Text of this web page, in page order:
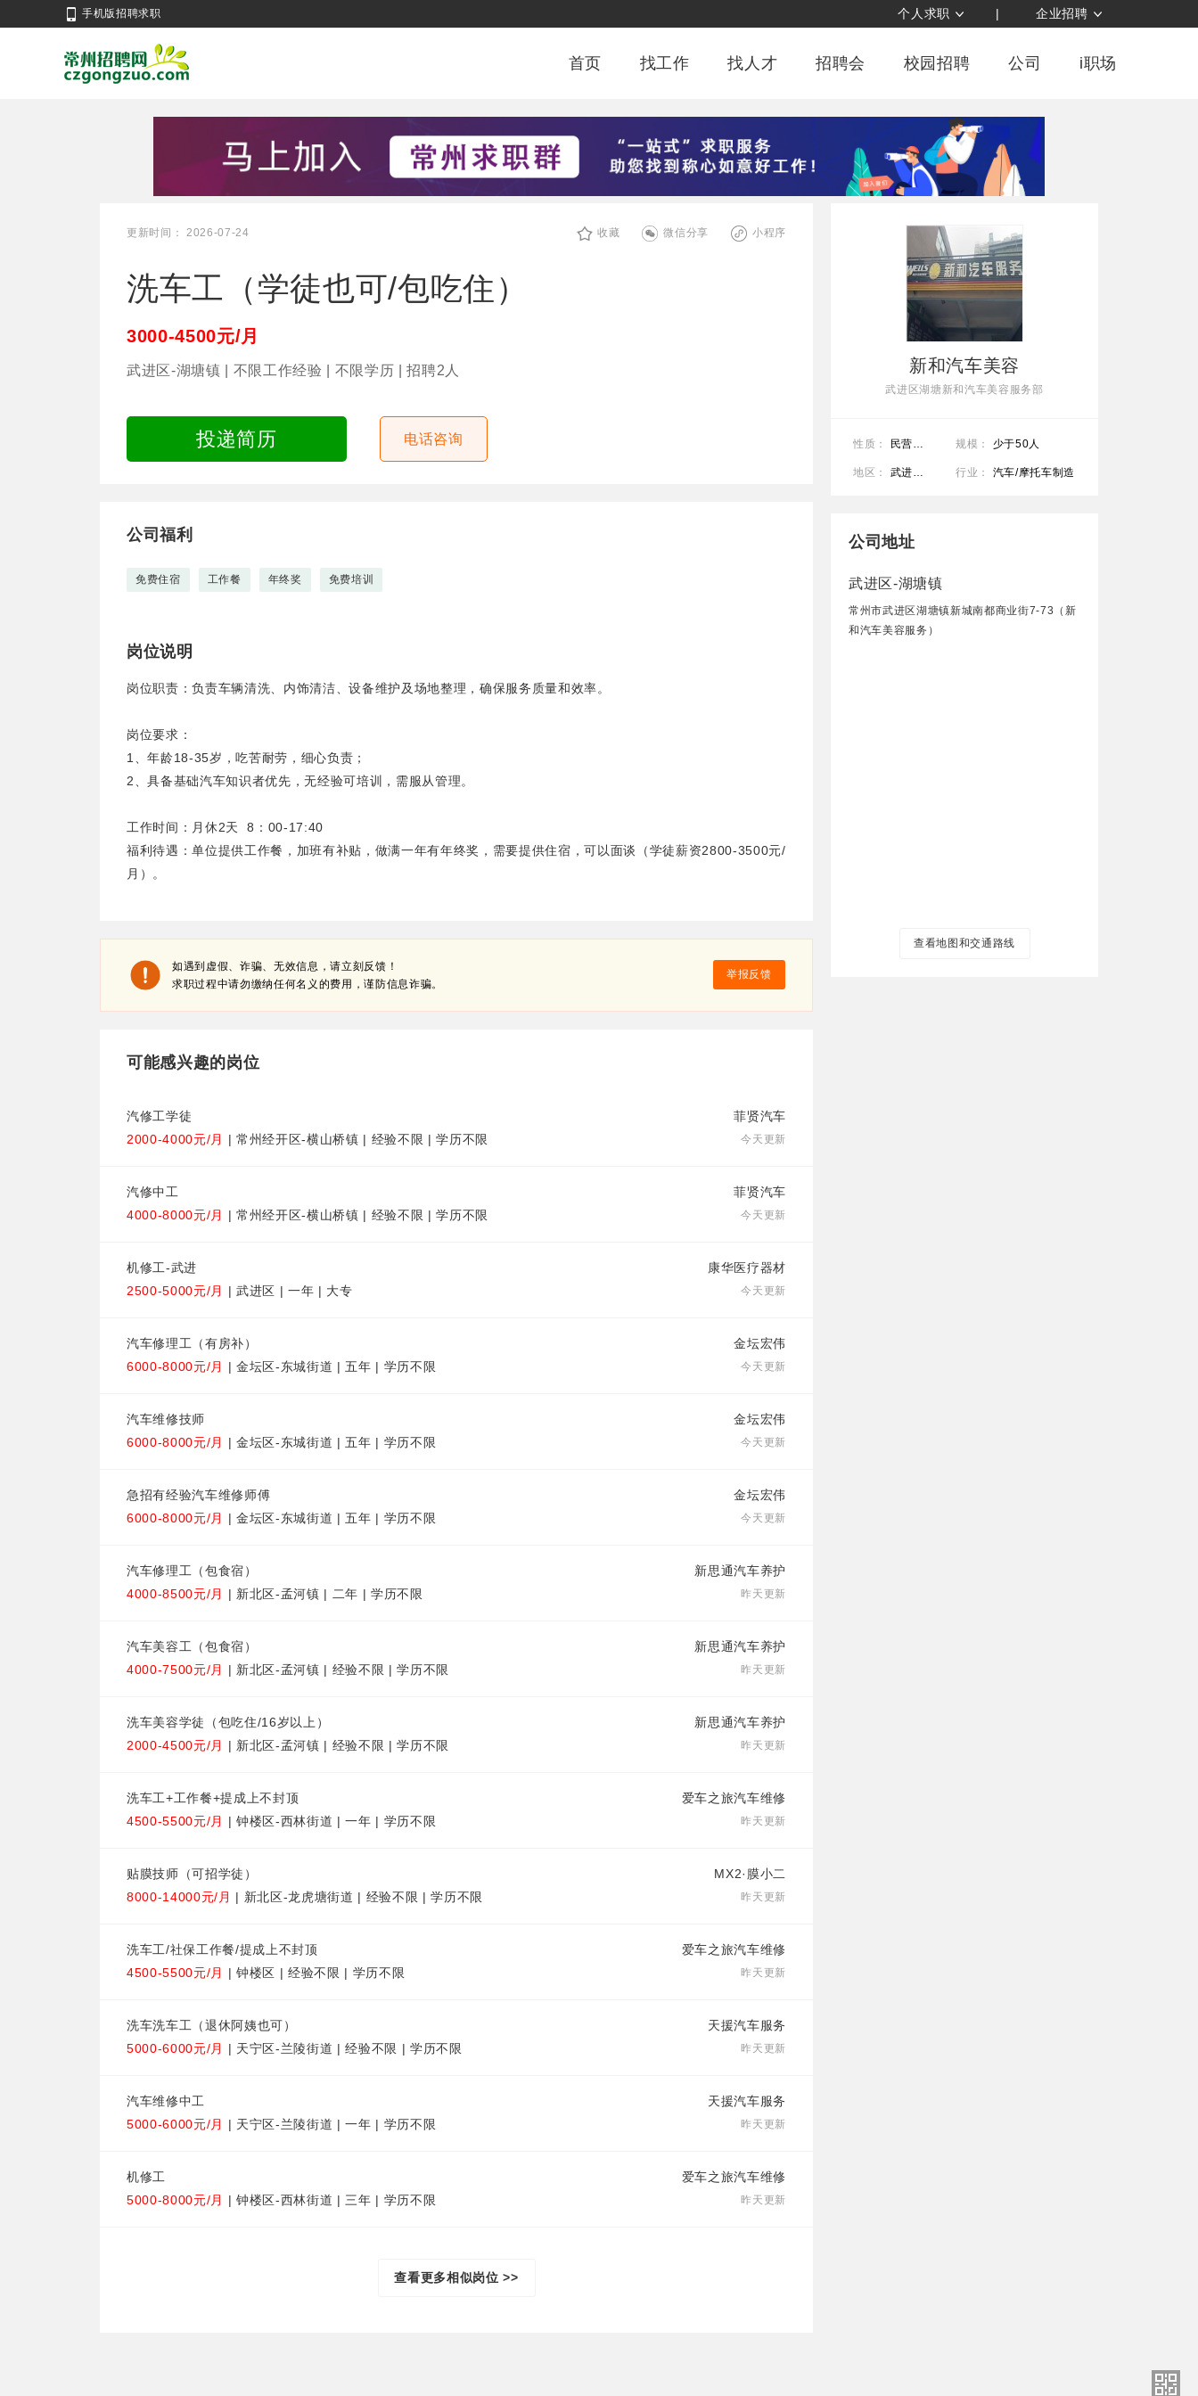
手机版招聘求职 个人求职 | 企业招聘
首页 找工作 找人才 招聘会 校园招聘 公司 i职场
更新时间： 2026-07-24 收藏 微信分享 小程序
洗车工（学徒也可/包吃住）
3000-4500元/月
武进区-湖塘镇 | 不限工作经验 | 不限学历 | 招聘2人
投递简历 电话咨询
公司福利
免费住宿 工作餐 年终奖 免费培训
岗位说明
岗位职责：负责车辆清洗、内饰清洁、设备维护及场地整理，确保服务质量和效率。
岗位要求：
1、年龄18-35岁，吃苦耐劳，细心负责；
2、具备基础汽车知识者优先，无经验可培训，需服从管理。
工作时间：月休2天 8：00-17:40
福利待遇：单位提供工作餐，加班有补贴，做满一年有年终奖，需要提供住宿，可以面谈（学徒薪资2800-3500元/
月）。
举报反馈
如遇到虚假、诈骗、无效信息，请立刻反馈！
求职过程中请勿缴纳任何名义的费用，谨防信息诈骗。
可能感兴趣的岗位
菲贤汽车
汽修工学徒
今天更新
2000-4000元/月 | 常州经开区-横山桥镇 | 经验不限 | 学历不限
菲贤汽车
汽修中工
今天更新
4000-8000元/月 | 常州经开区-横山桥镇 | 经验不限 | 学历不限
康华医疗器材
机修工-武进
今天更新
2500-5000元/月 | 武进区 | 一年 | 大专
金坛宏伟
汽车修理工（有房补）
今天更新
6000-8000元/月 | 金坛区-东城街道 | 五年 | 学历不限
金坛宏伟
汽车维修技师
今天更新
6000-8000元/月 | 金坛区-东城街道 | 五年 | 学历不限
金坛宏伟
急招有经验汽车维修师傅
今天更新
6000-8000元/月 | 金坛区-东城街道 | 五年 | 学历不限
新思通汽车养护
汽车修理工（包食宿）
昨天更新
4000-8500元/月 | 新北区-孟河镇 | 二年 | 学历不限
新思通汽车养护
汽车美容工（包食宿）
昨天更新
4000-7500元/月 | 新北区-孟河镇 | 经验不限 | 学历不限
新思通汽车养护
洗车美容学徒（包吃住/16岁以上）
昨天更新
2000-4500元/月 | 新北区-孟河镇 | 经验不限 | 学历不限
爱车之旅汽车维修
洗车工+工作餐+提成上不封顶
昨天更新
4500-5500元/月 | 钟楼区-西林街道 | 一年 | 学历不限
MX2·膜小二
贴膜技师（可招学徒）
昨天更新
8000-14000元/月 | 新北区-龙虎塘街道 | 经验不限 | 学历不限
爱车之旅汽车维修
洗车工/社保工作餐/提成上不封顶
昨天更新
4500-5500元/月 | 钟楼区 | 经验不限 | 学历不限
天援汽车服务
洗车洗车工（退休阿姨也可）
昨天更新
5000-6000元/月 | 天宁区-兰陵街道 | 经验不限 | 学历不限
天援汽车服务
汽车维修中工
昨天更新
5000-6000元/月 | 天宁区-兰陵街道 | 一年 | 学历不限
爱车之旅汽车维修
机修工
昨天更新
5000-8000元/月 | 钟楼区-西林街道 | 三年 | 学历不限
查看更多相似岗位 >>
新和汽车美容
武进区湖塘新和汽车美容服务部
性质： 民营公司 规模： 少于50人
地区： 武进区-湖塘镇 行业： 汽车/摩托车制造
公司地址
武进区-湖塘镇
常州市武进区湖塘镇新城南都商业街7-73（新
和汽车美容服务）
查看地图和交通路线